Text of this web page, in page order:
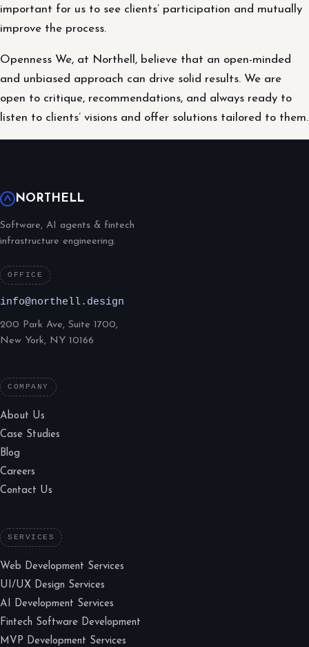
important for us to see clients’ participation and mutually
improve the process.
Openness We, at Northell, believe that an open-minded
and unbiased approach can drive solid results. We are
open to critique, recommendations, and always ready to
listen to clients’ visions and offer solutions tailored to them.
NORTHELL
Software, AI agents & fintech
infrastructure engineering.
OFFICE
info@northell.design
200 Park Ave, Suite 1700,
New York, NY 10166
COMPANY
About Us
Case Studies
Blog
Careers
Contact Us
SERVICES
Web Development Services
UI/UX Design Services
AI Development Services
Fintech Software Development
MVP Development Services